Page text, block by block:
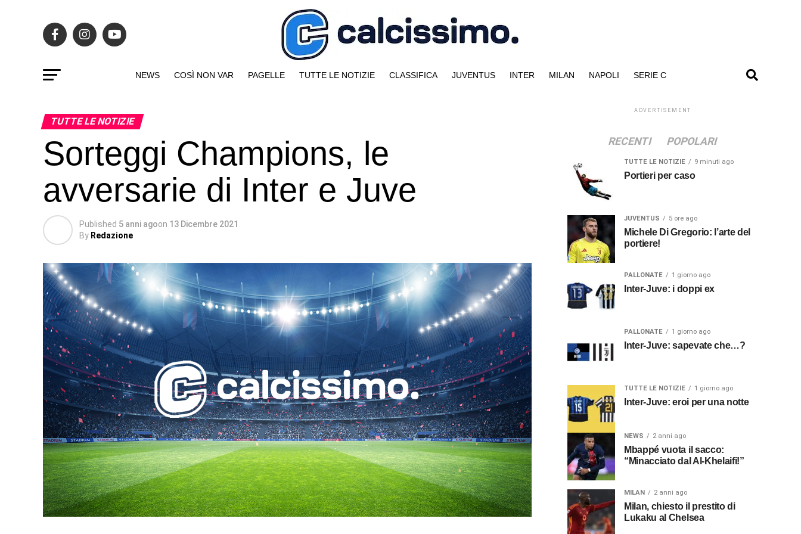
NEWS COSÌ NON VAR PAGELLE TUTTE LE NOTIZIE CLASSIFICA JUVENTUS INTER MILAN NAPOLI SERIE C
TUTTE LE NOTIZIE
Sorteggi Champions, le
avversarie di Inter e Juve
Published 5 anni agoon 13 Dicembre 2021
By Redazione
ADVERTISEMENT
RECENTI POPOLARI
TUTTE LE NOTIZIE 9 minuti ago
Portieri per caso
JUVENTUS 5 ore ago
Michele Di Gregorio: l’arte del
portiere!
PALLONATE 1 giorno ago
Inter-Juve: i doppi ex
PALLONATE 1 giorno ago
Inter-Juve: sapevate che…?
TUTTE LE NOTIZIE 1 giorno ago
Inter-Juve: eroi per una notte
NEWS 2 anni ago
Mbappé vuota il sacco:
“Minacciato dal Al-Khelaifi!”
MILAN 2 anni ago
Milan, chiesto il prestito di
Lukaku al Chelsea